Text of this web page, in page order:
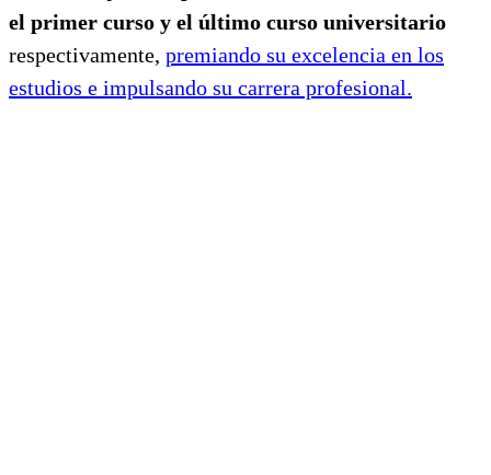
el primer curso y el último curso universitario
respectivamente, premiando su excelencia en los
estudios e impulsando su carrera profesional.